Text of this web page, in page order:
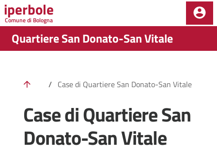
Salta al contenuto principale della pagina
iperbole
Comune di Bologna
Quartiere San Donato-San Vitale
/ Case di Quartiere San Donato-San Vitale
Case di Quartiere San
Donato-San Vitale